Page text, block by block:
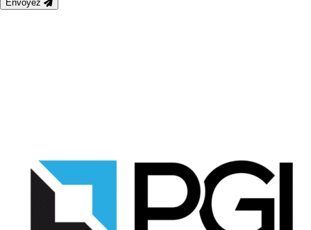
Envoyez